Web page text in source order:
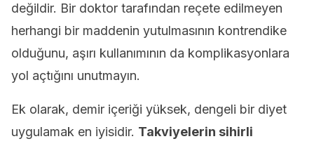
değildir. Bir doktor tarafından reçete edilmeyen
herhangi bir maddenin yutulmasının kontrendike
olduğunu, aşırı kullanımının da komplikasyonlara
yol açtığını unutmayın.
Ek olarak, demir içeriği yüksek, dengeli bir diyet
uygulamak en iyisidir. Takviyelerin sihirli